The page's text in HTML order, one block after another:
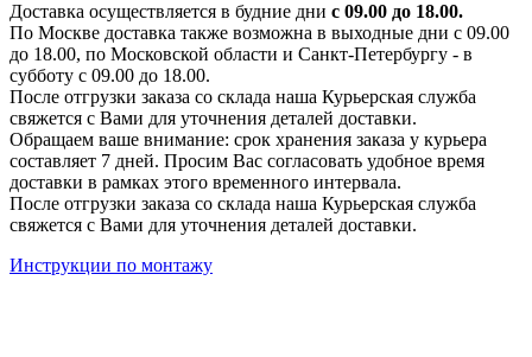
Доставка осуществляется в будние дни с 09.00 до 18.00.
По Москве доставка также возможна в выходные дни с 09.00
до 18.00, по Московской области и Санкт-Петербургу - в
субботу с 09.00 до 18.00.
После отгрузки заказа со склада наша Курьерская служба
свяжется с Вами для уточнения деталей доставки.
Обращаем ваше внимание: срок хранения заказа у курьера
составляет 7 дней. Просим Вас согласовать удобное время
доставки в рамках этого временного интервала.
После отгрузки заказа со склада наша Курьерская служба
свяжется с Вами для уточнения деталей доставки.
Инструкции по монтажу